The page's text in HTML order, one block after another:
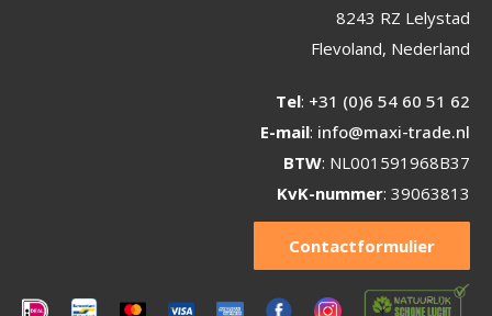
8243 RZ Lelystad
Flevoland, Nederland
Tel: +31 (0)6 54 60 51 62
E-mail: info@maxi-trade.nl
BTW: NL001591968B37
KvK-nummer: 39063813
Contactformulier